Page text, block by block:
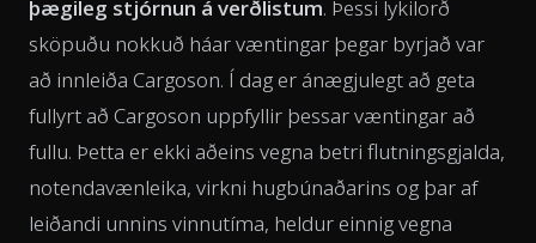
þægileg stjórnun á verðlistum. Þessi lykilorð
sköpuðu nokkuð háar væntingar þegar byrjað var
að innleiða Cargoson. Í dag er ánægjulegt að geta
fullyrt að Cargoson uppfyllir þessar væntingar að
fullu. Þetta er ekki aðeins vegna betri flutningsgjalda,
notendavænleika, virkni hugbúnaðarins og þar af
leiðandi unnins vinnutíma, heldur einnig vegna